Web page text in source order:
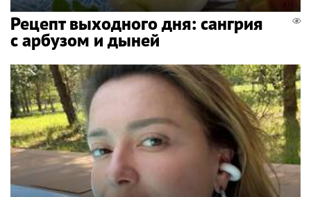
Рецепт выходного дня: сангрия
с арбузом и дыней